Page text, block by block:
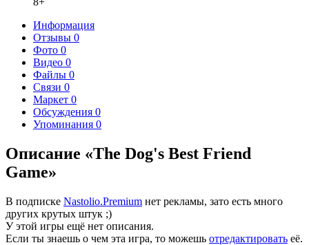
Информация
Отзывы 0
Фото 0
Видео 0
Файлы 0
Связи 0
Маркет 0
Обсуждения 0
Упоминания 0
Описание «The Dog's Best Friend
Game»
В подписке Nastolio.Premium нет рекламы, зато есть много
других крутых штук ;)
У этой игры ещё нет описания.
Если ты знаешь о чем эта игра, то можешь отредактировать её.